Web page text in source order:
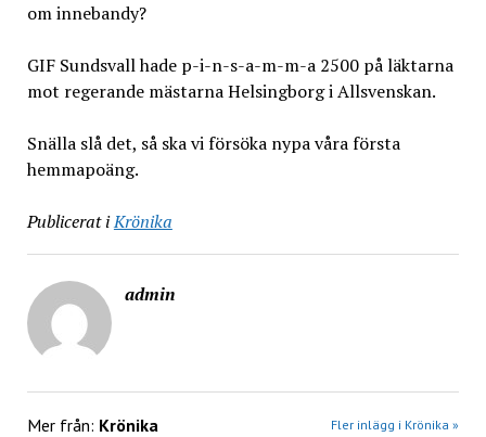
om innebandy?
GIF Sundsvall hade p-i-n-s-a-m-m-a 2500 på läktarna
mot regerande mästarna Helsingborg i Allsvenskan.
Snälla slå det, så ska vi försöka nypa våra första
hemmapoäng.
Publicerat iKrönika
admin
Mer från: Krönika Fler inlägg i Krönika »